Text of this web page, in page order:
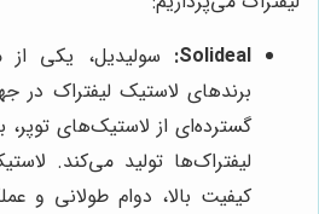
Solideal:
سولیدیل، یکی از
برندهای لاستیک لیفتراک در
گسترده‌ای از لاستیک‌های توپر،
لیفتراک‌ها تولید می‌کند.
کیفیت بالا، دوام طولانی و